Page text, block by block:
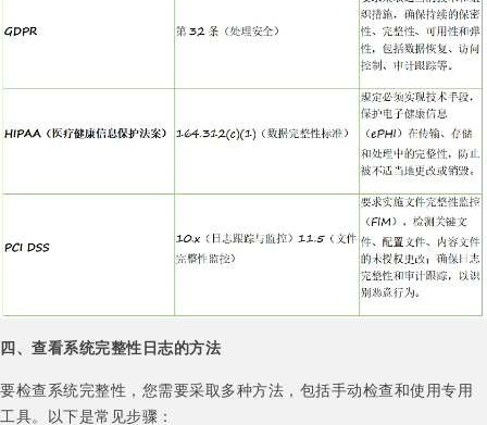
四、查看系统完整性日志的方法
要检查系统完整性，您需要采取多种方法，包括手动检查和使用专用
工具。以下是常见步骤：